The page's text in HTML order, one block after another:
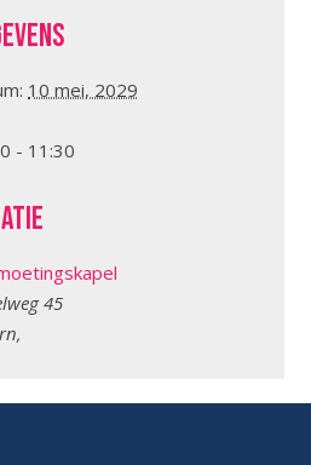
10 mei, 2029
- 11:30
45
,